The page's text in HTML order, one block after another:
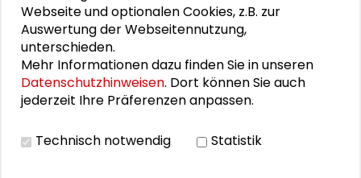
DOWNLOADS
Andrea Schapper und Sina Schüssler -
Menschenrechtsschutz jenseits staatlicher
Grenzen (PDF)
THEMEN ZU DIESEM BEITRAG
Webseite und optionalen Cookies, z.B. zur
Auswertung der Webseitennutzung,
unterschieden.
Mehr Informationen dazu finden Sie in unseren
Datenschutzhinweisen. Dort können Sie auch
jederzeit Ihre Präferenzen anpassen.
Technisch notwendig Statistik